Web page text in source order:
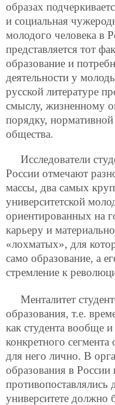
образах
и социальная
молодого человека в
представляется тот
образование и
деятельности у
русской литературе
смыслу, жизненному
порядку, нормативной
общества.
Исследователи
России отмечают
массы, два самых
университетской
ориентированных на
карьеру и
«лохматых», для
само образование, а
стремление к
Менталитет
образования, т.е.
как студента вообще
конкретного сегмента
для него лично. В
образования в России
противопоставлялись
университете должно